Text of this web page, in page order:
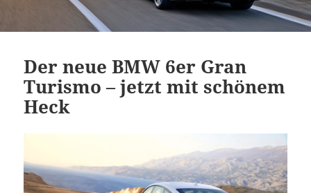
Der neue BMW 6er Gran
Turismo – jetzt mit schönem
Heck